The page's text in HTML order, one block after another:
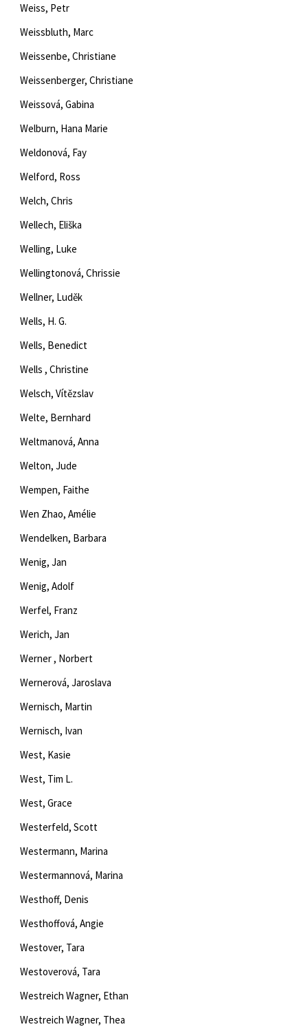
Weiss, Petr
Weissbluth, Marc
Weissenbe, Christiane
Weissenberger, Christiane
Weissová, Gabina
Welburn, Hana Marie
Weldonová, Fay
Welford, Ross
Welch, Chris
Wellech, Eliška
Welling, Luke
Wellingtonová, Chrissie
Wellner, Luděk
Wells, H. G.
Wells, Benedict
Wells , Christine
Welsch, Vítězslav
Welte, Bernhard
Weltmanová, Anna
Welton, Jude
Wempen, Faithe
Wen Zhao, Amélie
Wendelken, Barbara
Wenig, Jan
Wenig, Adolf
Werfel, Franz
Werich, Jan
Werner , Norbert
Wernerová, Jaroslava
Wernisch, Martin
Wernisch, Ivan
West, Kasie
West, Tim L.
West, Grace
Westerfeld, Scott
Westermann, Marina
Westermannová, Marina
Westhoff, Denis
Westhoffová, Angie
Westover, Tara
Westoverová, Tara
Westreich Wagner, Ethan
Westreich Wagner, Thea